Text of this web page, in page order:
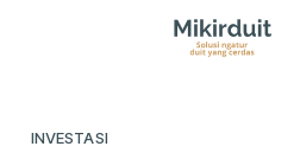
INVESTASI